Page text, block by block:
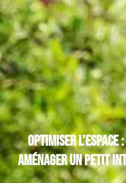
Optimiser l’Espace
Aménager un Petit